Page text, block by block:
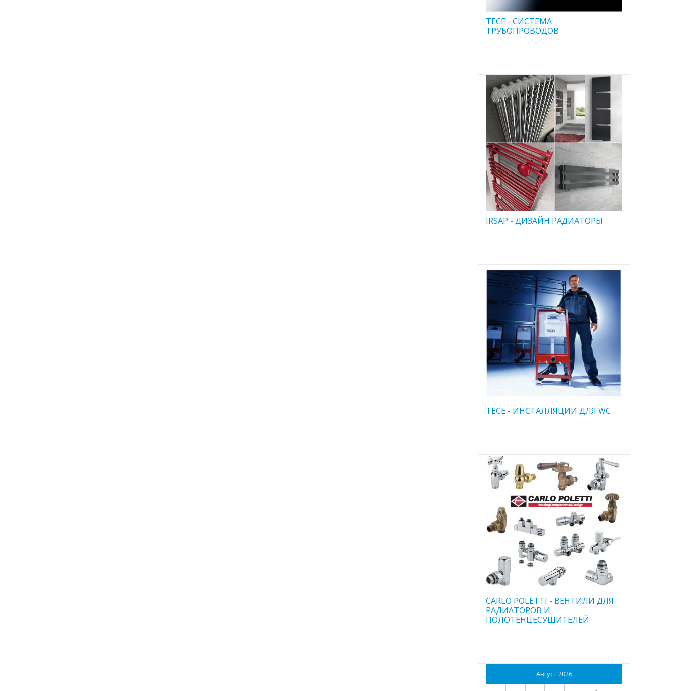
TECE - CИСТЕМА
ТРУБОПРОВОДОВ
IRSAP - ДИЗАЙН РАДИАТОРЫ
TECE - ИНСТАЛЛЯЦИИ ДЛЯ WC
CARLO POLETTI - ВЕНТИЛИ ДЛЯ
РАДИАТОРОВ И
ПОЛОТЕНЦЕСУШИТЕЛЕЙ
Август 2026